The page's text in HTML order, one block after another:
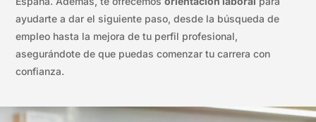
ayudarte a dar el siguiente paso, desde la búsqueda de
empleo hasta la mejora de tu perfil profesional,
asegurándote de que puedas comenzar tu carrera con
confianza.
Reproductor